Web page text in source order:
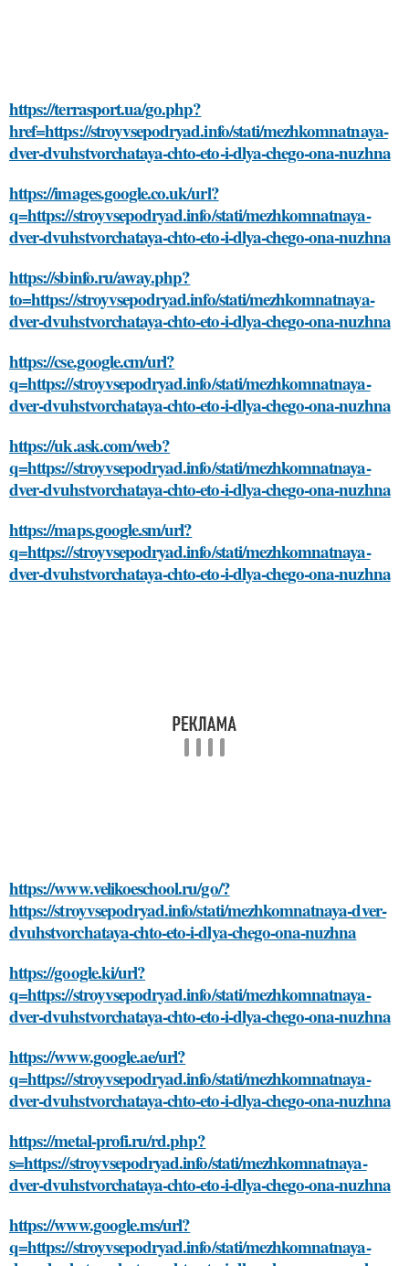
https://terrasport.ua/go.php?
href=https://stroyvsepodryad.info/stati/mezhkomnatnaya-
dver-dvuhstvorchataya-chto-eto-i-dlya-chego-ona-nuzhna
https://images.google.co.uk/url?
q=https://stroyvsepodryad.info/stati/mezhkomnatnaya-
dver-dvuhstvorchataya-chto-eto-i-dlya-chego-ona-nuzhna
https://sbinfo.ru/away.php?
to=https://stroyvsepodryad.info/stati/mezhkomnatnaya-
dver-dvuhstvorchataya-chto-eto-i-dlya-chego-ona-nuzhna
https://cse.google.cm/url?
q=https://stroyvsepodryad.info/stati/mezhkomnatnaya-
dver-dvuhstvorchataya-chto-eto-i-dlya-chego-ona-nuzhna
https://uk.ask.com/web?
q=https://stroyvsepodryad.info/stati/mezhkomnatnaya-
dver-dvuhstvorchataya-chto-eto-i-dlya-chego-ona-nuzhna
https://maps.google.sm/url?
q=https://stroyvsepodryad.info/stati/mezhkomnatnaya-
dver-dvuhstvorchataya-chto-eto-i-dlya-chego-ona-nuzhna
https://www.velikoeschool.ru/go/?
https://stroyvsepodryad.info/stati/mezhkomnatnaya-dver-
dvuhstvorchataya-chto-eto-i-dlya-chego-ona-nuzhna
https://google.ki/url?
q=https://stroyvsepodryad.info/stati/mezhkomnatnaya-
dver-dvuhstvorchataya-chto-eto-i-dlya-chego-ona-nuzhna
https://www.google.ae/url?
q=https://stroyvsepodryad.info/stati/mezhkomnatnaya-
dver-dvuhstvorchataya-chto-eto-i-dlya-chego-ona-nuzhna
https://metal-profi.ru/rd.php?
s=https://stroyvsepodryad.info/stati/mezhkomnatnaya-
dver-dvuhstvorchataya-chto-eto-i-dlya-chego-ona-nuzhna
https://www.google.ms/url?
q=https://stroyvsepodryad.info/stati/mezhkomnatnaya-